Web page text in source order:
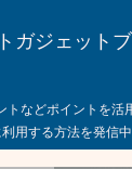
ガジェット
などポイントを活
用する方法を発信中